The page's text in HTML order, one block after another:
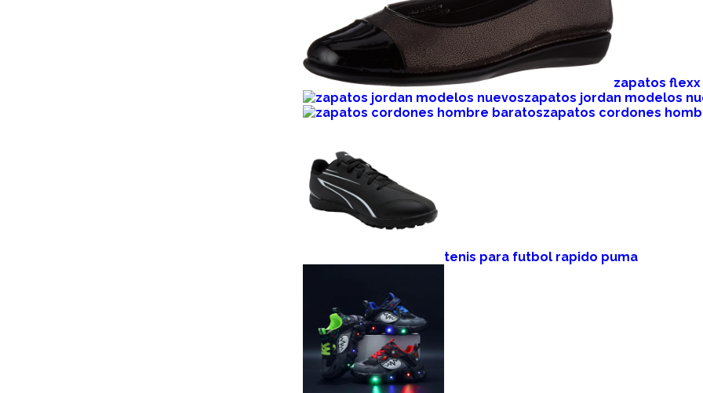
zapatos
zapatos jordan modelos
zapatos cordones
tenis para futbol rapido puma